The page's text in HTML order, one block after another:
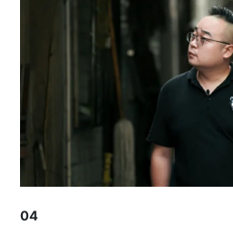
04